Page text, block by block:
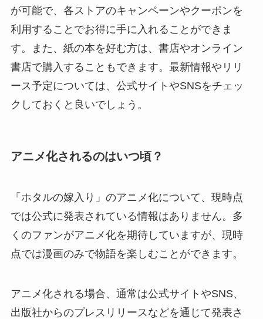
が可能で、各ストアのキャンペーンやクーポンを
利用することでお得に手に入れることができま
す。また、紙の本を好む方は、書店やオンライン
書店で購入することもできます。最新情報やリリ
ース予定については、公式サイトやSNSをチェッ
クしておくと良いでしょう。
アニメ化されるのはいつ頃？
「ホタルの嫁入り」のアニメ化について、現時点
では公式に発表されている情報はありません。多
くのファンがアニメ化を期待していますが、現時
点では漫画のみで物語を楽しむことができます。
アニメ化される場合、通常は公式サイトやSNS、
出版社からのプレスリリースなどを通じて発表さ